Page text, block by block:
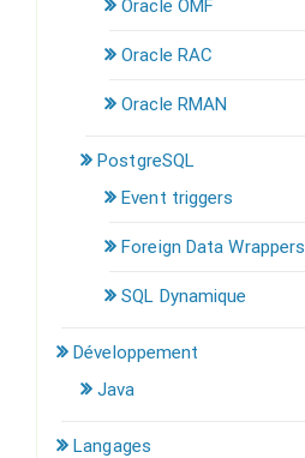
Oracle OMF
Oracle RAC
Oracle RMAN
PostgreSQL
Event triggers
Foreign Data Wrappers
SQL Dynamique
Développement
Java
Langages